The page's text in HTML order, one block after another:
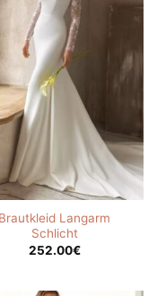
Brautkleid Langarm
Schlicht
252.00€